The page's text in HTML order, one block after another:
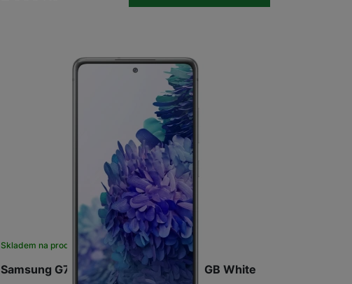
CUBE1
Samsung G781 Galaxy S20 FE 5G 128GB White
Skladem na prodejně na 1 prodejně